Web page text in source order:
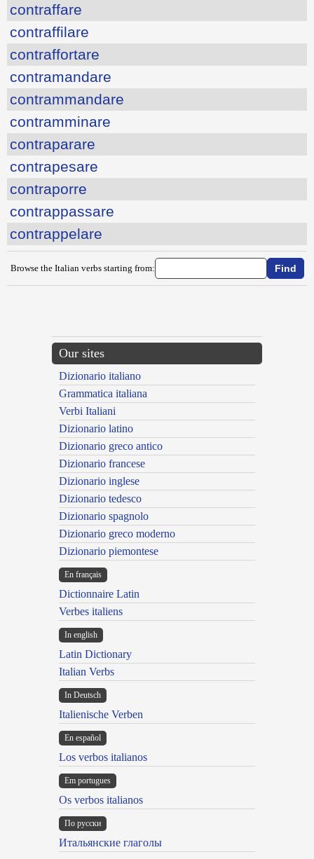
contraffare
contraffilare
contraffortare
contramandare
contrammandare
contramminare
contraparare
contrapesare
contraporre
contrappassare
contrappelare
Browse the Italian verbs starting from:
Our sites
Dizionario italiano
Grammatica italiana
Verbi Italiani
Dizionario latino
Dizionario greco antico
Dizionario francese
Dizionario inglese
Dizionario tedesco
Dizionario spagnolo
Dizionario greco moderno
Dizionario piemontese
En français
Dictionnaire Latin
Verbes italiens
In english
Latin Dictionary
Italian Verbs
In Deutsch
Italienische Verben
En español
Los verbos italianos
Em portugues
Os verbos italianos
По русски
Итальянские глаголы